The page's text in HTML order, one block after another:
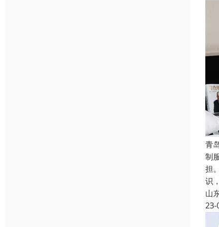
青
制
担
识
山
23-